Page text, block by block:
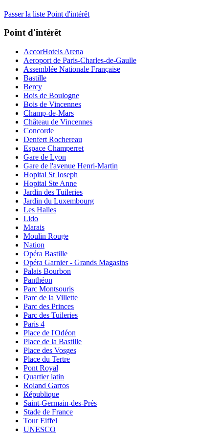
Passer la liste Point d'intérêt
Point d'intérêt
AccorHotels Arena
Aeroport de Paris-Charles-de-Gaulle
Assemblée Nationale Française
Bastille
Bercy
Bois de Boulogne
Bois de Vincennes
Champ-de-Mars
Château de Vincennes
Concorde
Denfert Rochereau
Espace Champerret
Gare de Lyon
Gare de l'avenue Henri-Martin
Hopital St Joseph
Hopital Ste Anne
Jardin des Tuileries
Jardin du Luxembourg
Les Halles
Lido
Marais
Moulin Rouge
Nation
Opéra Bastille
Opéra Garnier - Grands Magasins
Palais Bourbon
Panthéon
Parc Montsouris
Parc de la Villette
Parc des Princes
Parc des Tuileries
Paris 4
Place de l'Odéon
Place de la Bastille
Place des Vosges
Place du Tertre
Pont Royal
Quartier latin
Roland Garros
République
Saint-Germain-des-Prés
Stade de France
Tour Eiffel
UNESCO